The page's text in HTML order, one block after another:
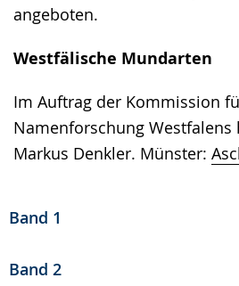
angeboten.
Westfälische Mundarten
Im Auftrag der Kommission
Namenforschung Westfalens
Markus Denkler. Münster:
Band 1
Band 2